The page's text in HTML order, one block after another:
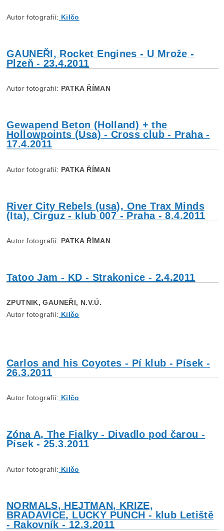
Autor fotografií: Kilčo
GAUNEŘI, Rocket Engines - U Mrože -
Plzeň - 23.4.2011
Autor fotografií: PATKA ŘÍMAN
Gewapend Beton (Holland) + the
Hollowpoints (Usa) - Cross club - Praha -
17.4.2011
Autor fotografií: PATKA ŘÍMAN
River City Rebels (usa), One Trax Minds
(Ita), Cirguz - klub 007 - Praha - 8.4.2011
Autor fotografií: PATKA ŘÍMAN
Tatoo Jam - KD - Strakonice - 2.4.2011
ZPUTNIK, GAUNEŘI, N.V.Ú.
Autor fotografií: Kilčo
Carlos and his Coyotes - Pí klub - Písek -
26.3.2011
Autor fotografií: Kilčo
Zóna A, The Fialky - Divadlo pod čarou -
Písek - 25.3.2011
Autor fotografií: Kilčo
NORMALS, HEJTMAN, KRIZE,
BRADAVICE, LUCKY PUNCH - klub Letiště
- Rakovník - 12.3.2011